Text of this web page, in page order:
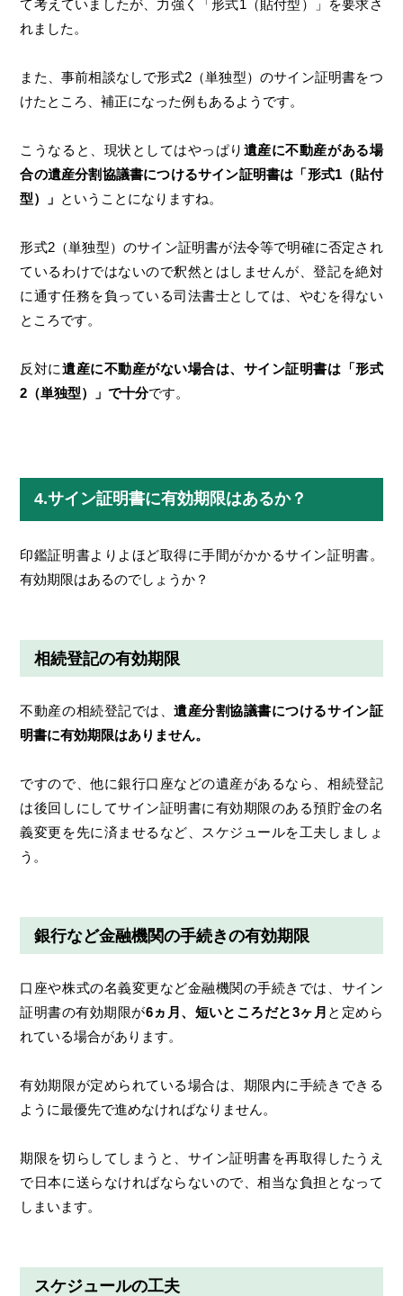
て考えていましたが、力強く「形式1（貼付型）」を要求さ
れました。
また、事前相談なしで形式2（単独型）のサイン証明書をつ
けたところ、補正になった例もあるようです。
こうなると、現状としてはやっぱり 遺産に不動産がある場
合の遺産分割協議書につけるサイン証明書は「形式1（貼付
型）」 ということになりますね。
形式2（単独型）のサイン証明書が法令等で明確に否定され
ているわけではないので釈然とはしませんが、登記を絶対
に通す任務を負っている司法書士としては、やむを得ない
ところです。
反対に遺産に不動産がない場合は、サイン証明書は「形式
2（単独型）」で十分です。
4.サイン証明書に有効期限はあるか？
印鑑証明書よりよほど取得に手間がかかるサイン証明書。
有効期限はあるのでしょうか？
相続登記の有効期限
不動産の相続登記では、遺産分割協議書につけるサイン証
明書に有効期限はありません。
ですので、他に銀行口座などの遺産があるなら、相続登記
は後回しにしてサイン証明書に有効期限のある預貯金の名
義変更を先に済ませるなど、スケジュールを工夫しましょ
う。
銀行など金融機関の手続きの有効期限
口座や株式の名義変更など金融機関の手続きでは、サイン
証明書の有効期限が6ヵ月、短いところだと3ヶ月 と定めら
れている場合があります。
有効期限が定められている場合は、期限内に手続きできる
ように最優先で進めなければなりません。
期限を切らしてしまうと、サイン証明書を再取得したうえ
で日本に送らなければならないので、相当な負担となって
しまいます。
スケジュールの工夫